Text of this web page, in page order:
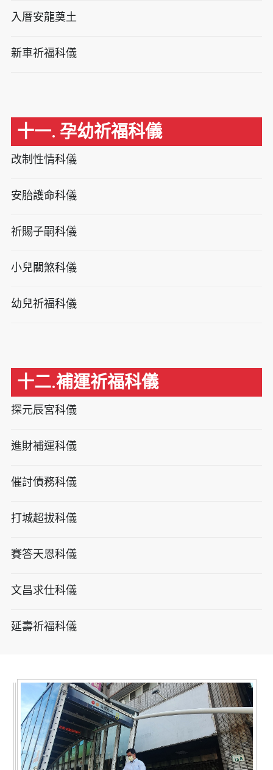
入厝安龍奠土
新車祈福科儀
十一. 孕幼祈福科儀
改制性情科儀
安胎護命科儀
祈賜子嗣科儀
小兒關煞科儀
幼兒祈福科儀
十二.補運祈福科儀
探元辰宮科儀
進財補運科儀
催討債務科儀
打城超拔科儀
賽答天恩科儀
文昌求仕科儀
延壽祈福科儀